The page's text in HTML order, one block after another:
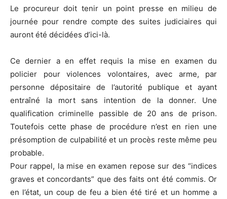
Le procureur doit tenir un point presse en milieu de
journée pour rendre compte des suites judiciaires qui
auront été décidées d’ici-là.
Ce dernier a en effet requis la mise en examen du
policier pour violences volontaires, avec arme, par
personne dépositaire de l’autorité publique et ayant
entraîné la mort sans intention de la donner. Une
qualification criminelle passible de 20 ans de prison.
Toutefois cette phase de procédure n’est en rien une
présomption de culpabilité et un procès reste même peu
probable.
Pour rappel, la mise en examen repose sur des “indices
graves et concordants” que des faits ont été commis. Or
en l’état, un coup de feu a bien été tiré et un homme a